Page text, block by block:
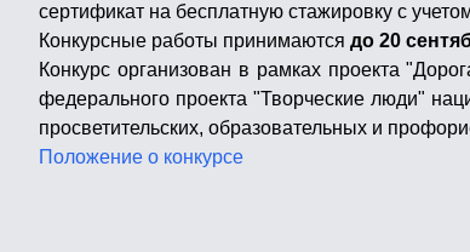
сертификат на бесплатную стажировку с
Конкурсные работы принимаются до 20
Конкурс организован в рамках проекта
федерального проекта "Творческие люди"
просветительских, образовательных и
Положение о конкурсе